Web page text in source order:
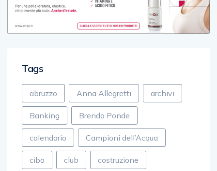
Tags
abruzzo Anna Allegretti archivi
Banking Brenda Ponde
calendario Campioni dell’Acqua
cibo club costruzione